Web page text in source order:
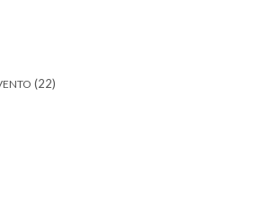
(22)